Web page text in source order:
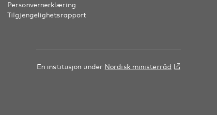
Personvernerklæring
Tilgjengelighetsrapport
En institusjon under Nordisk ministerråd